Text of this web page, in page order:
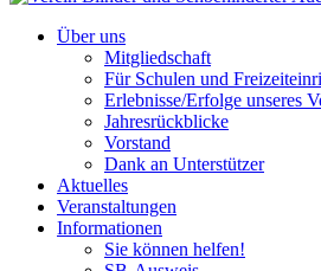
Über uns
Mitgliedschaft
Für Schulen und
Erlebnisse/Erfolge unseres
Jahresrückblicke
Vorstand
Dank an Unterstützer
Aktuelles
Veranstaltungen
Informationen
Sie können helfen!